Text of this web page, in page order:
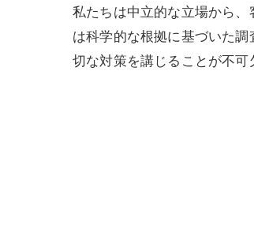
私たちは中立的な立場から
は科学的な根拠に基づいた
切な対策を講じることが不可